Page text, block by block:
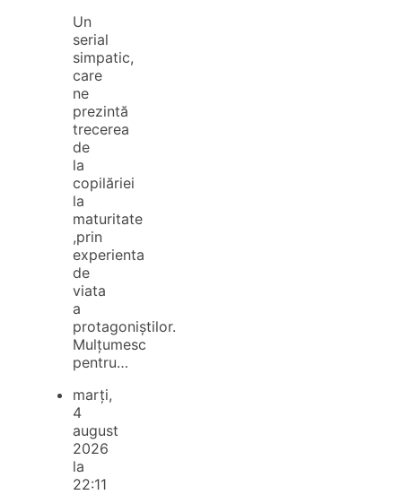
Un
serial
simpatic,
care
ne
prezintă
trecerea
de
la
copilăriei
la
maturitate
,prin
experienta
de
viata
a
protagoniștilor.
Mulțumesc
pentru…
marți,
4
august
2026
la
22:11